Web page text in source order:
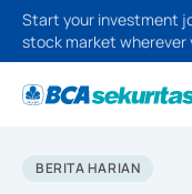
Start your investment
stock market wherever
BERITA HARIAN